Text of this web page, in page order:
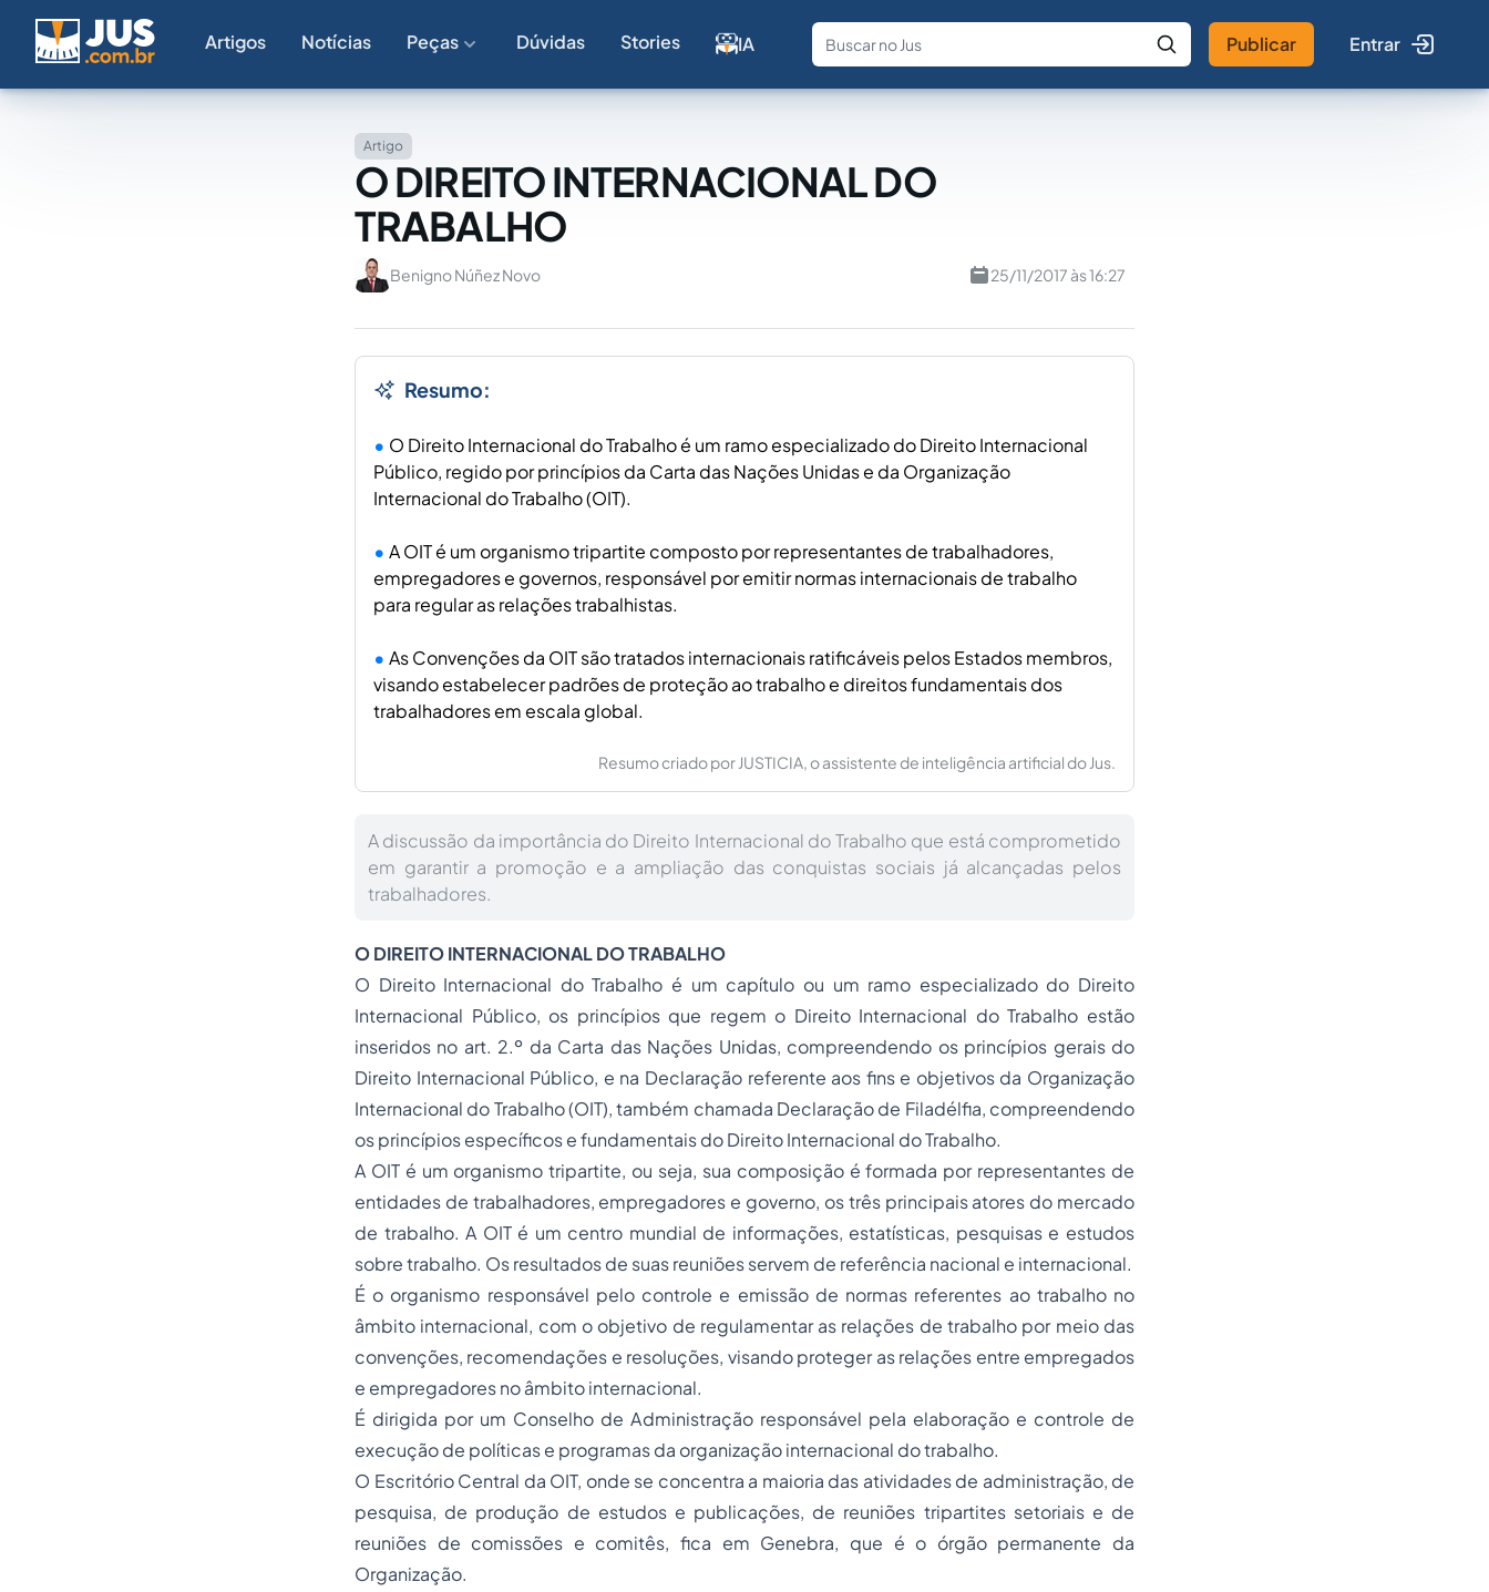
Artigos Notícias Peças Dúvidas Stories IA
Fale com a IA Buscar no Jus
Publicar Entrar
Artigo
O DIREITO INTERNACIONAL DO
TRABALHO
Benigno Núñez Novo 25/11/2017 às 16:27
Resumo:
O Direito Internacional do Trabalho é um ramo especializado do Direito Internacional
Público, regido por princípios da Carta das Nações Unidas e da Organização
Internacional do Trabalho (OIT).
A OIT é um organismo tripartite composto por representantes de trabalhadores,
empregadores e governos, responsável por emitir normas internacionais de trabalho
para regular as relações trabalhistas.
As Convenções da OIT são tratados internacionais ratificáveis pelos Estados membros,
visando estabelecer padrões de proteção ao trabalho e direitos fundamentais dos
trabalhadores em escala global.
Resumo criado por JUSTICIA, o assistente de inteligência artificial do Jus.
A discussão da importância do Direito Internacional do Trabalho que está comprometido
em garantir a promoção e a ampliação das conquistas sociais já alcançadas pelos
trabalhadores.
O DIREITO INTERNACIONAL DO TRABALHO
O Direito Internacional do Trabalho é um capítulo ou um ramo especializado do Direito
Internacional Público, os princípios que regem o Direito Internacional do Trabalho estão
inseridos no art. 2.º da Carta das Nações Unidas, compreendendo os princípios gerais do
Direito Internacional Público, e na Declaração referente aos fins e objetivos da Organização
Internacional do Trabalho (OIT), também chamada Declaração de Filadélfia, compreendendo
os princípios específicos e fundamentais do Direito Internacional do Trabalho.
A OIT é um organismo tripartite, ou seja, sua composição é formada por representantes de
entidades de trabalhadores, empregadores e governo, os três principais atores do mercado
de trabalho. A OIT é um centro mundial de informações, estatísticas, pesquisas e estudos
sobre trabalho. Os resultados de suas reuniões servem de referência nacional e internacional.
É o organismo responsável pelo controle e emissão de normas referentes ao trabalho no
âmbito internacional, com o objetivo de regulamentar as relações de trabalho por meio das
convenções, recomendações e resoluções, visando proteger as relações entre empregados
e empregadores no âmbito internacional.
É dirigida por um Conselho de Administração responsável pela elaboração e controle de
execução de políticas e programas da organização internacional do trabalho.
O Escritório Central da OIT, onde se concentra a maioria das atividades de administração, de
pesquisa, de produção de estudos e publicações, de reuniões tripartites setoriais e de
reuniões de comissões e comitês, fica em Genebra, que é o órgão permanente da
Organização.